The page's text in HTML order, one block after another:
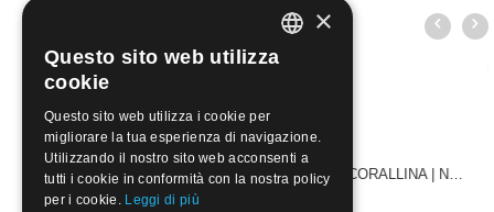
SEYCHELLES 2005 - PESCI DELLA BARRIERA CORALLINA | Nuovo**
ITALIAN
×
Questo sito web utilizza
cookie
Questo sito web utilizza i cookie per
migliorare la tua esperienza di navigazione.
Utilizzando il nostro sito web acconsenti a
tutti i cookie in conformità con la nostra policy
per i cookie. Leggi di più